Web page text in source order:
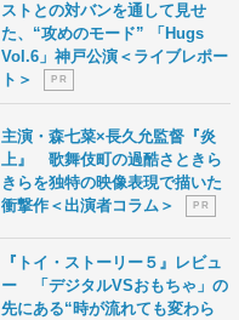
ストとの対バンを通して見せ
た、“攻めのモード” 「Hugs
Vol.6」神戸公演＜ライブレポー
ト＞
P R
主演・森七菜×長久允監督『炎
上』 歌舞伎町の過酷さときら
きらを独特の映像表現で描いた
衝撃作＜出演者コラム＞
P R
『トイ・ストーリー５』レビュ
ー 「デジタルVSおもちゃ」の
先にある“時が流れても変わら